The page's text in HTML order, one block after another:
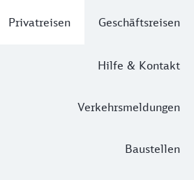
Privatreisen Geschäftsreisen
Hilfe & Kontakt
Verkehrsmeldungen
Baustellen